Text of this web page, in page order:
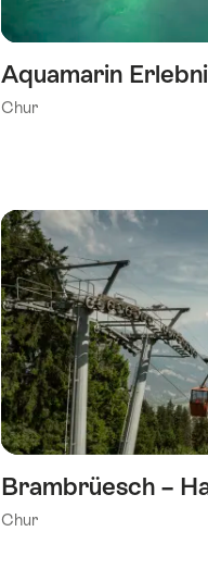
Aquamarin
Chur
Brambrüesch –
Chur